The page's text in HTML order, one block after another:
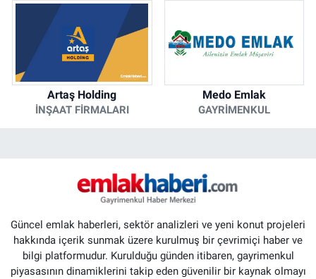
Artaş Holding
İNŞAAT FIRMALARI
Medo Emlak
GAYRIMENKUL
Güncel emlak haberleri, sektör analizleri ve yeni konut projeleri
hakkında içerik sunmak üzere kurulmuş bir çevrimiçi haber ve
bilgi platformudur. Kurulduğu günden itibaren, gayrimenkul
piyasasının dinamiklerini takip eden güvenilir bir kaynak olmayı